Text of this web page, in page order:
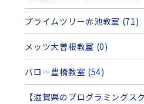
プライムツリー赤池教室 (71)
メッツ大曽根教室 (0)
バロー豊橋教室 (54)
【滋賀県のプログラミングス